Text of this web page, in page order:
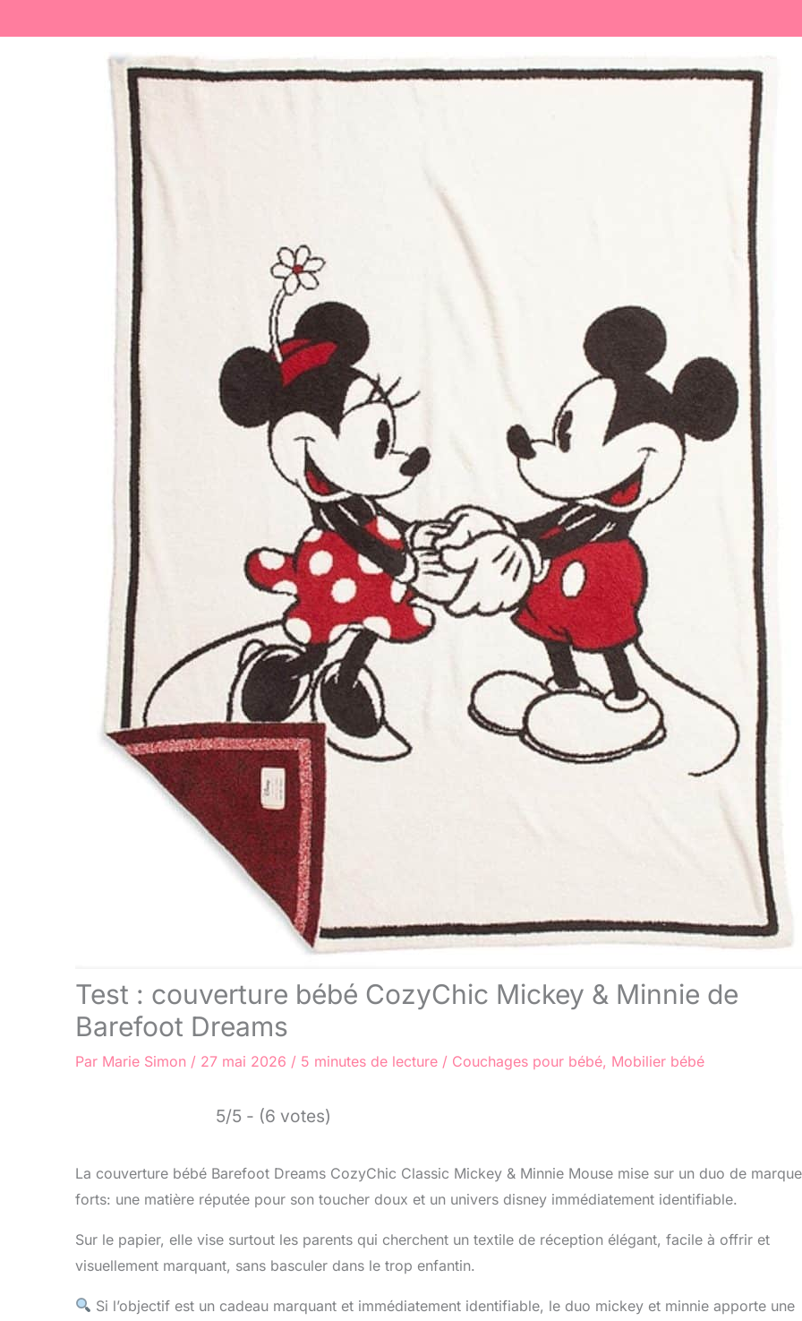
Test : couverture bébé CozyChic Mickey & Minnie de
Barefoot Dreams
Par Marie Simon / 27 mai 2026 / 5 minutes de lecture / Couchages pour bébé, Mobilier bébé
5/5 - (6 votes)
La couverture bébé Barefoot Dreams CozyChic Classic Mickey & Minnie Mouse mise sur un duo de
forts: une matière réputée pour son toucher doux et un univers disney immédiatement identifiable.
Sur le papier, elle vise surtout les parents qui cherchent un textile de réception élégant, facile à offrir et
visuellement marquant, sans basculer dans le trop enfantin.
Si l’objectif est un cadeau marquant et immédiatement identifiable, le duo mickey et minnie apporte une